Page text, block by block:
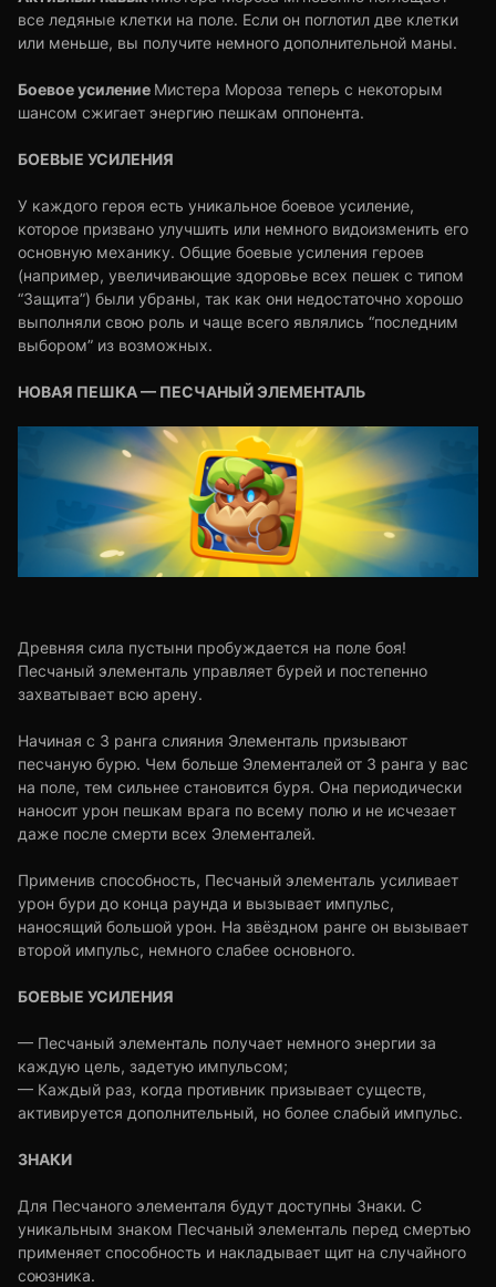
все ледяные клетки на поле. Если он поглотил две клетки
или меньше, вы получите немного дополнительной маны.
Боевое усиление Мистера Мороза теперь с некоторым
шансом сжигает энергию пешкам оппонента.
БОЕВЫЕ УСИЛЕНИЯ
У каждого героя есть уникальное боевое усиление,
которое призвано улучшить или немного видоизменить его
основную механику. Общие боевые усиления героев
(например, увеличивающие здоровье всех пешек с типом
“Защита”) были убраны, так как они недостаточно хорошо
выполняли свою роль и чаще всего являлись “последним
выбором” из возможных.
НОВАЯ ПЕШКА — ПЕСЧАНЫЙ ЭЛЕМЕНТАЛЬ
Древняя сила пустыни пробуждается на поле боя!
Песчаный элементаль управляет бурей и постепенно
захватывает всю арену.
Начиная с 3 ранга слияния Элементаль призывают
песчаную бурю. Чем больше Элементалей от 3 ранга у вас
на поле, тем сильнее становится буря. Она периодически
наносит урон пешкам врага по всему полю и не исчезает
даже после смерти всех Элементалей.
Применив способность, Песчаный элементаль усиливает
урон бури до конца раунда и вызывает импульс,
наносящий большой урон. На звёздном ранге он вызывает
второй импульс, немного слабее основного.
БОЕВЫЕ УСИЛЕНИЯ
— Песчаный элементаль получает немного энергии за
каждую цель, задетую импульсом;
— Каждый раз, когда противник призывает существ,
активируется дополнительный, но более слабый импульс.
ЗНАКИ
Для Песчаного элементаля будут доступны Знаки. С
уникальным знаком Песчаный элементаль перед смертью
применяет способность и накладывает щит на случайного
союзника.